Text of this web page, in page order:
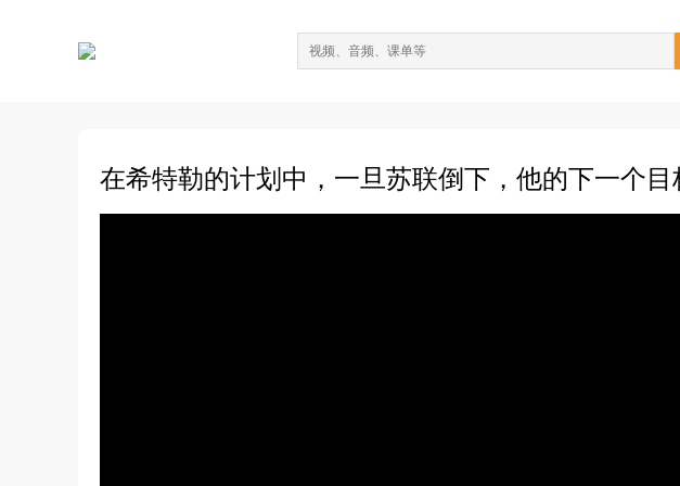
在希特勒的计划中，一旦苏联倒下，他的下一个目